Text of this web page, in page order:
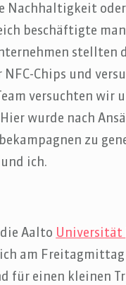
Nachhaltigkeit
beschäftigte
stellten
NFC-Chips und
versuchten wir
wurde nach
zu
ich.
Aalto Universität
am
für einen kleinen